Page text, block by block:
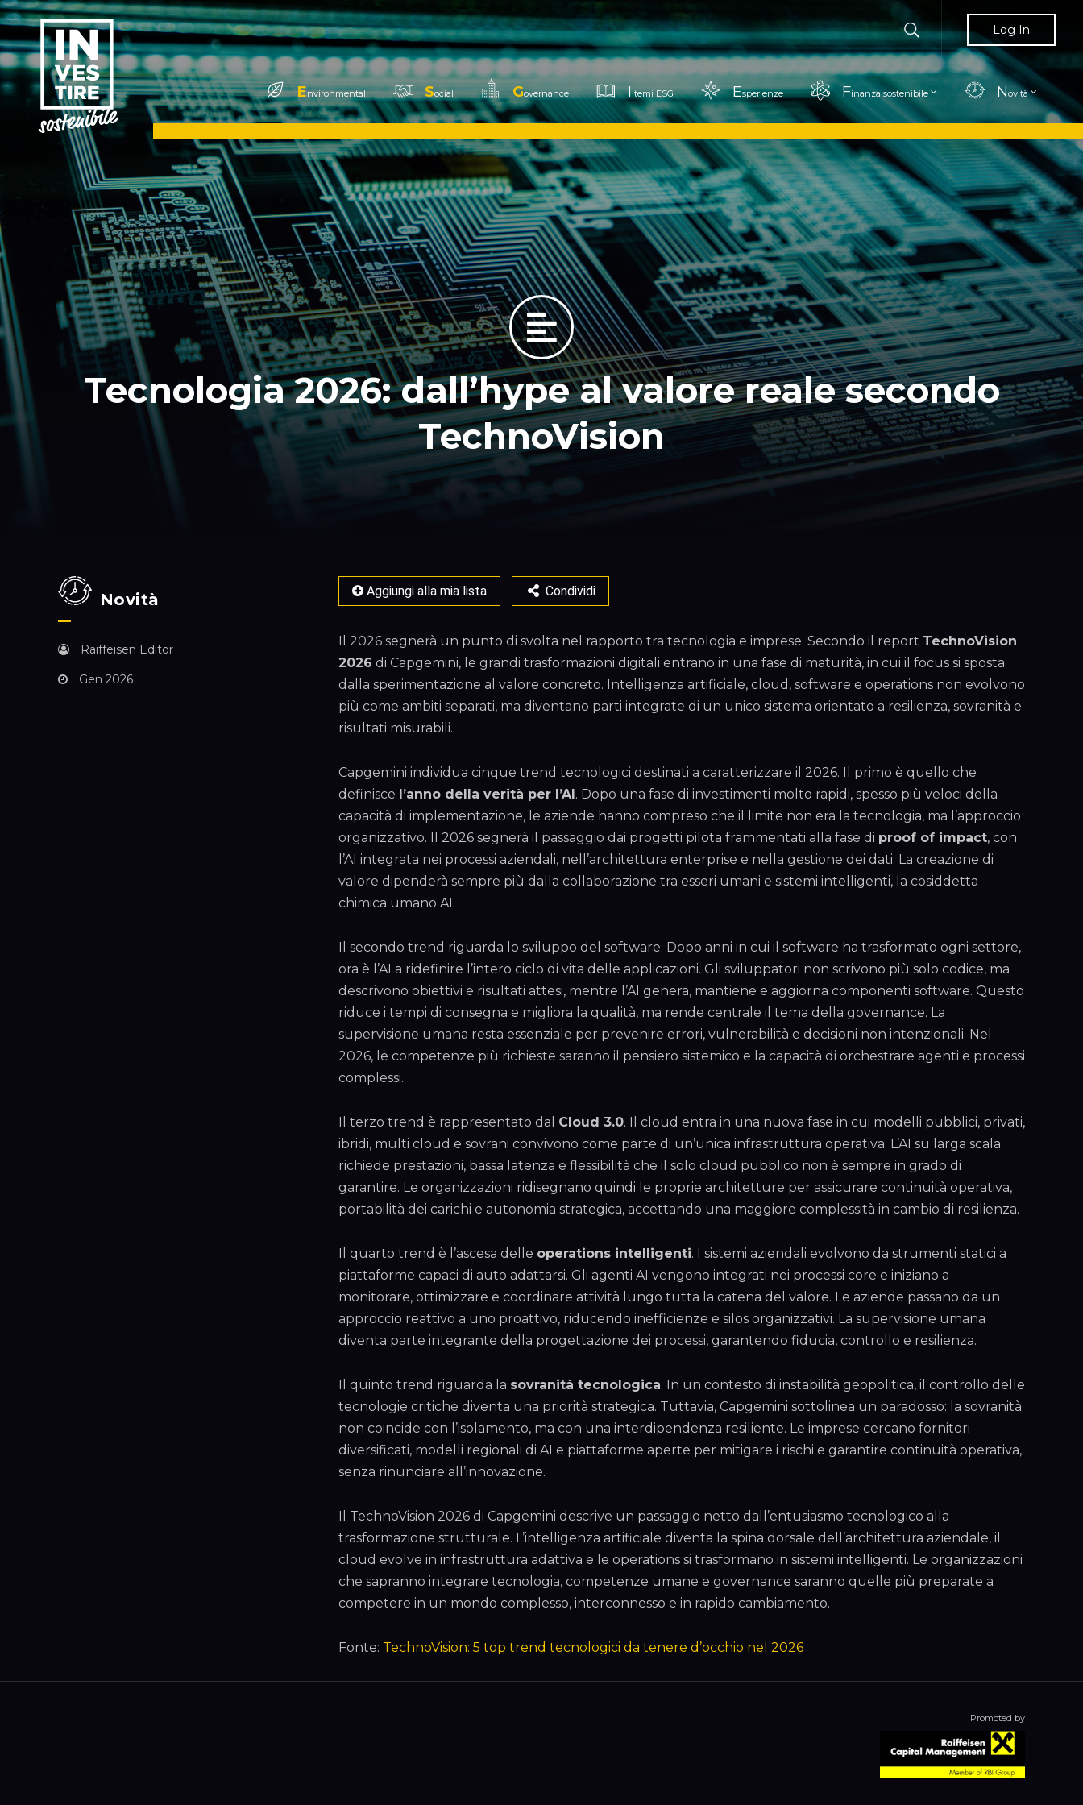
Log In
Environmental Social Governance Itemi ESG Esperienze Finanza sostenibile Novità
Tecnologia 2026: dall’hype al valore reale secondo
TechnoVision
Aggiungi alla mia lista Condividi
Il 2026 segnerà un punto di svolta nel rapporto tra tecnologia e imprese. Secondo il report TechnoVision
2026 di Capgemini, le grandi trasformazioni digitali entrano in una fase di maturità, in cui il focus si sposta
dalla sperimentazione al valore concreto. Intelligenza artificiale, cloud, software e operations non evolvono
più come ambiti separati, ma diventano parti integrate di un unico sistema orientato a resilienza, sovranità e
risultati misurabili.
Capgemini individua cinque trend tecnologici destinati a caratterizzare il 2026. Il primo è quello che
definisce l’anno della verità per l’AI. Dopo una fase di investimenti molto rapidi, spesso più veloci della
capacità di implementazione, le aziende hanno compreso che il limite non era la tecnologia, ma l’approccio
organizzativo. Il 2026 segnerà il passaggio dai progetti pilota frammentati alla fase di proof of impact, con
l’AI integrata nei processi aziendali, nell’architettura enterprise e nella gestione dei dati. La creazione di
valore dipenderà sempre più dalla collaborazione tra esseri umani e sistemi intelligenti, la cosiddetta
chimica umano AI.
Il secondo trend riguarda lo sviluppo del software. Dopo anni in cui il software ha trasformato ogni settore,
ora è l’AI a ridefinire l’intero ciclo di vita delle applicazioni. Gli sviluppatori non scrivono più solo codice, ma
descrivono obiettivi e risultati attesi, mentre l’AI genera, mantiene e aggiorna componenti software. Questo
riduce i tempi di consegna e migliora la qualità, ma rende centrale il tema della governance. La
supervisione umana resta essenziale per prevenire errori, vulnerabilità e decisioni non intenzionali. Nel
2026, le competenze più richieste saranno il pensiero sistemico e la capacità di orchestrare agenti e processi
complessi.
Il terzo trend è rappresentato dal Cloud 3.0. Il cloud entra in una nuova fase in cui modelli pubblici, privati,
ibridi, multi cloud e sovrani convivono come parte di un’unica infrastruttura operativa. L’AI su larga scala
richiede prestazioni, bassa latenza e flessibilità che il solo cloud pubblico non è sempre in grado di
garantire. Le organizzazioni ridisegnano quindi le proprie architetture per assicurare continuità operativa,
portabilità dei carichi e autonomia strategica, accettando una maggiore complessità in cambio di resilienza.
Il quarto trend è l’ascesa delle operations intelligenti. I sistemi aziendali evolvono da strumenti statici a
piattaforme capaci di auto adattarsi. Gli agenti AI vengono integrati nei processi core e iniziano a
monitorare, ottimizzare e coordinare attività lungo tutta la catena del valore. Le aziende passano da un
approccio reattivo a uno proattivo, riducendo inefficienze e silos organizzativi. La supervisione umana
diventa parte integrante della progettazione dei processi, garantendo fiducia, controllo e resilienza.
Il quinto trend riguarda la sovranità tecnologica. In un contesto di instabilità geopolitica, il controllo delle
tecnologie critiche diventa una priorità strategica. Tuttavia, Capgemini sottolinea un paradosso: la sovranità
non coincide con l’isolamento, ma con una interdipendenza resiliente. Le imprese cercano fornitori
diversificati, modelli regionali di AI e piattaforme aperte per mitigare i rischi e garantire continuità operativa,
senza rinunciare all’innovazione.
Il TechnoVision 2026 di Capgemini descrive un passaggio netto dall’entusiasmo tecnologico alla
trasformazione strutturale. L’intelligenza artificiale diventa la spina dorsale dell’architettura aziendale, il
cloud evolve in infrastruttura adattiva e le operations si trasformano in sistemi intelligenti. Le organizzazioni
che sapranno integrare tecnologia, competenze umane e governance saranno quelle più preparate a
competere in un mondo complesso, interconnesso e in rapido cambiamento.
Fonte: TechnoVision: 5 top trend tecnologici da tenere d’occhio nel 2026
Novità
Raiffeisen Editor
Gen 2026
Promoted by